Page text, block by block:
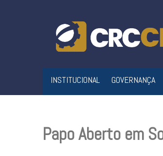
INSTITUCIONAL GOVERNANÇA
Papo Aberto em